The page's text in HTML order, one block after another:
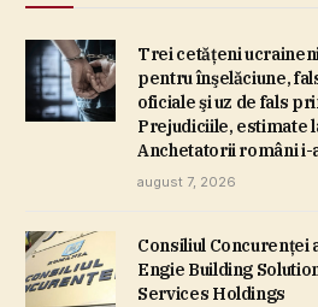
Trei cetăţeni
pentru înşelăciune,
oficiale şi uz de fals
Prejudiciile, estimate
Anchetatorii români i-
august 7, 2026
Consiliul Concurenţei
Engie Building
Services Holdings